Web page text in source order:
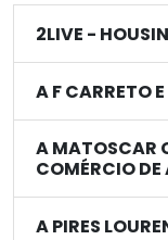
2LIVE -
A F CARRETO
A MATOSCAR
COMÉRCIO
A PIRES